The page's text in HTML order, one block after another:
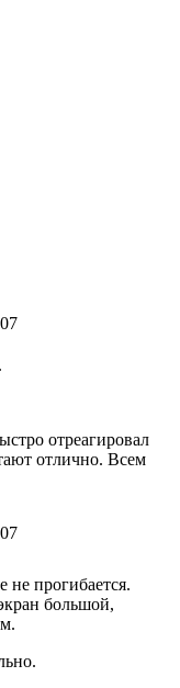
отреагировал
отлично. Всем
не прогибается.
большой,